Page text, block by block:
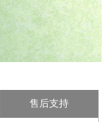
售后支持